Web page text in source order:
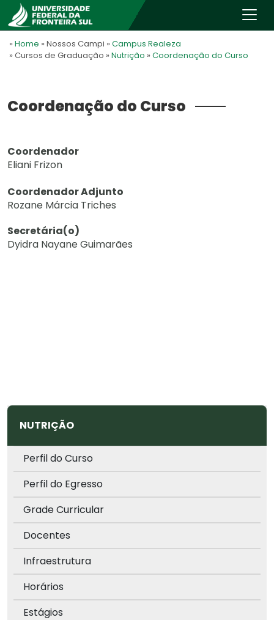
» Home » Nossos Campi » Campus Realeza
» Cursos de Graduação » Nutrição » Coordenação do Curso
Coordenação do Curso
Coordenador
Eliani Frizon
Coordenador Adjunto
Rozane Márcia Triches
Secretária(o)
Dyidra Nayane Guimarães
NUTRIÇÃO
Perfil do Curso
Perfil do Egresso
Grade Curricular
Docentes
Infraestrutura
Horários
Estágios